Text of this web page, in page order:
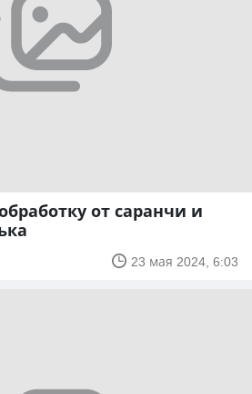
от саранчи и
23 мая 2024, 6:03